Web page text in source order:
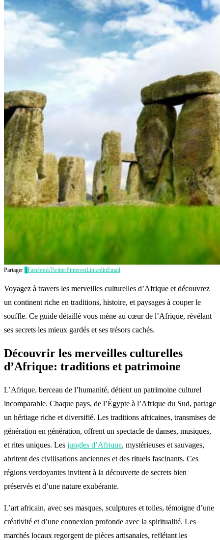
Partager FacebookTwitterPinterestLinkedinEmail
Voyagez à travers les merveilles culturelles d’Afrique et découvrez
un continent riche en traditions, histoire, et paysages à couper le
souffle. Ce guide détaillé vous mène au cœur de l’Afrique, révélant
ses secrets les mieux gardés et ses trésors cachés.
Découvrir les merveilles culturelles
d’Afrique: traditions et patrimoine
L’Afrique, berceau de l’humanité, détient un patrimoine culturel
incomparable. Chaque pays, de l’Égypte à l’Afrique du Sud, partage
un héritage riche et diversifié. Les traditions africaines, transmises de
génération en génération, offrent un spectacle de danses, musiques,
et rites uniques. Les jungles d’Afrique, mystérieuses et sauvages,
abritent des civilisations anciennes et des rituels fascinants. Ces
régions verdoyantes invitent à la découverte de secrets bien
préservés et d’une nature exubérante.
L’art africain, avec ses masques, sculptures et toiles, témoigne d’une
créativité et d’une connexion profonde avec la spiritualité. Les
marchés locaux regorgent de pièces artisanales, reflétant les